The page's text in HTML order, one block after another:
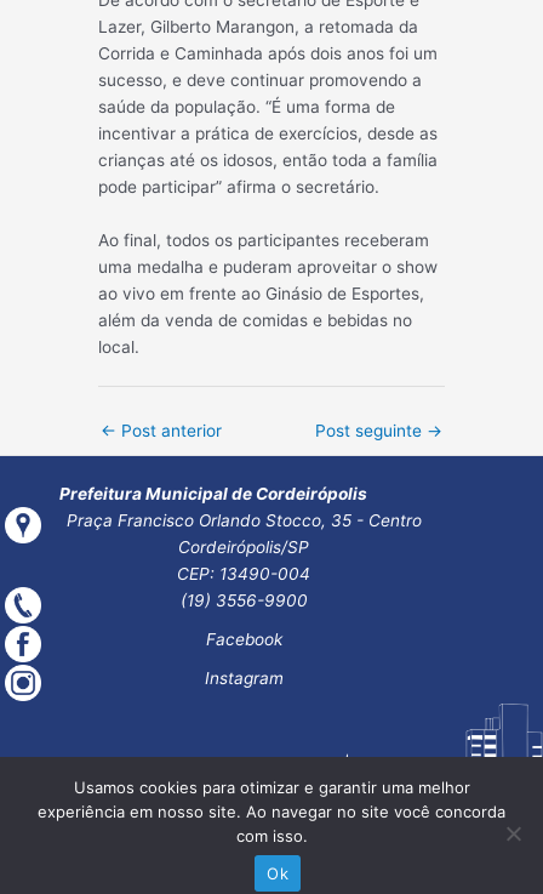
Lazer, Gilberto Marangon, a retomada da
Corrida e Caminhada após dois anos foi um
sucesso, e deve continuar promovendo a
saúde da população. “É uma forma de
incentivar a prática de exercícios, desde as
crianças até os idosos, então toda a família
pode participar” afirma o secretário.
Ao final, todos os participantes receberam
uma medalha e puderam aproveitar o show
ao vivo em frente ao Ginásio de Esportes,
além da venda de comidas e bebidas no
local.
Post
← Post anterior Post seguinte →
Prefeitura Municipal de Cordeirópolis
Praça Francisco Orlando Stocco, 35 - Centro
Cordeirópolis/SP
CEP: 13490-004
(19) 3556-9900
Facebook
Instagram
Usamos cookies para otimizar e garantir uma melhor
experiência em nosso site. Ao navegar no site você concorda
com isso.
Ok